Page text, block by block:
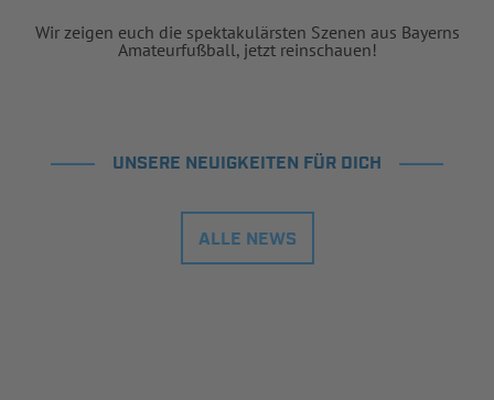
Wir zeigen euch die spektakulärsten Szenen aus Bayerns
Amateurfußball, jetzt reinschauen!
UNSERE NEUIGKEITEN FÜR DICH
ALLE NEWS